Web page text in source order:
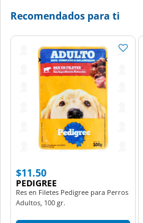
Recomendados para ti
$11.50
PEDIGREE
Res en Filetes Pedigree para Perros
Adultos, 100 gr.